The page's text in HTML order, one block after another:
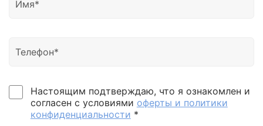
Настоящим подтверждаю, что я ознакомлен и
согласен с условиями оферты и политики
конфиденциальности *